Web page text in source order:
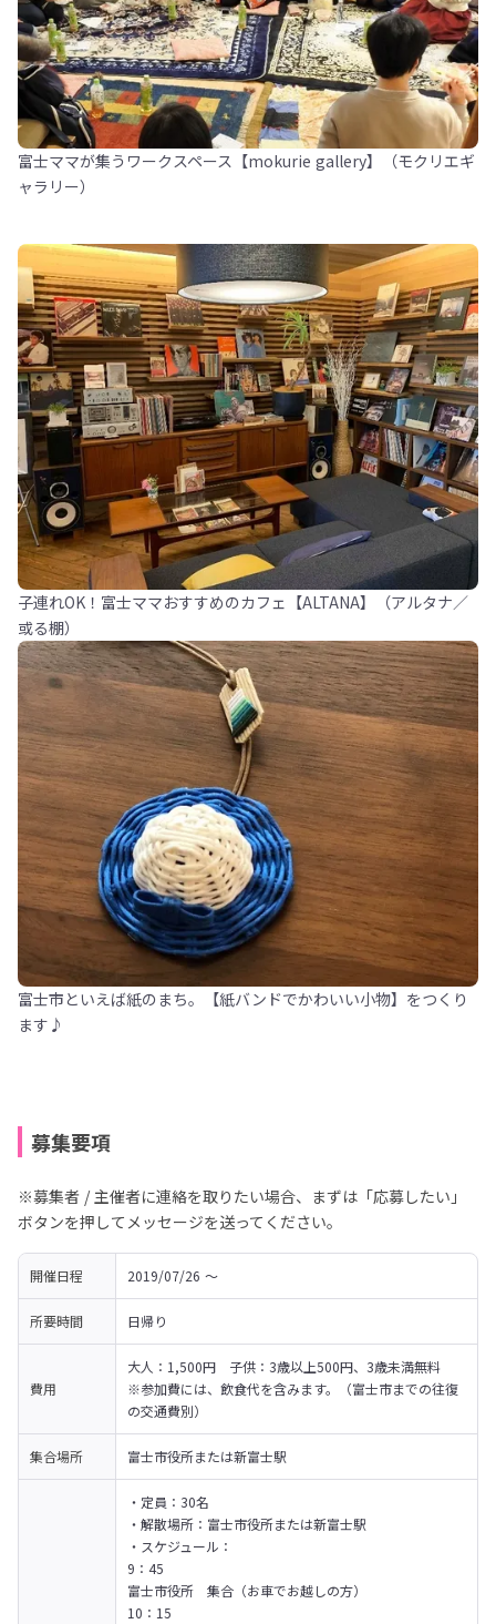
富士ママが集うワークスペース【mokurie gallery】（モクリエギ
ャラリー）
子連れOK！富士ママおすすめのカフェ【ALTANA】（アルタナ／
或る棚）
富士市といえば紙のまち。【紙バンドでかわいい小物】をつくり
ます♪
募集要項
※募集者 / 主催者に連絡を取りたい場合、まずは「応募したい」
ボタンを押してメッセージを送ってください。
開催日程 2019/07/26 〜
所要時間 日帰り
費用
大人：1,500円　子供：3歳以上500円、3歳未満無料
※参加費には、飲食代を含みます。（富士市までの往復
の交通費別）
集合場所 富士市役所または新富士駅
・定員：30名
・解散場所：富士市役所または新富士駅
・スケジュール：
9：45
富士市役所　集合（お車でお越しの方）
10：15